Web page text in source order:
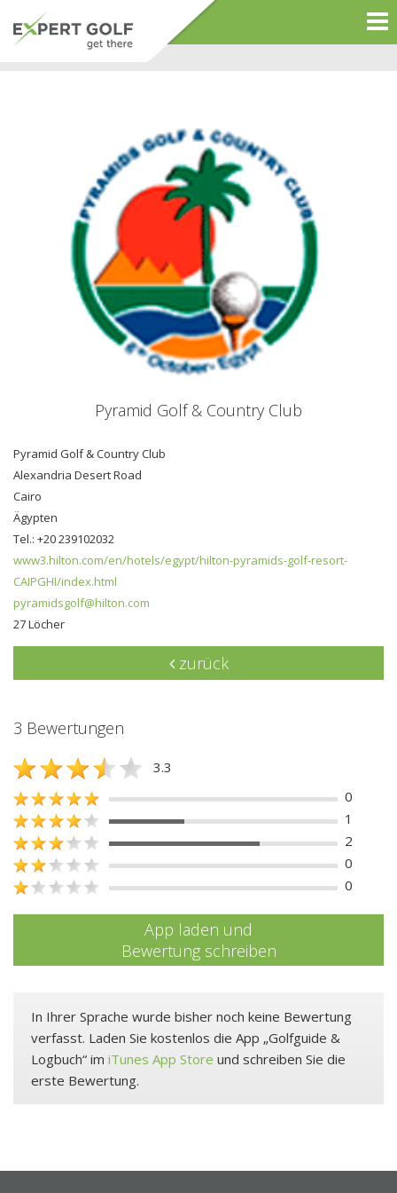
Pyramid Golf & Country Club
Pyramid Golf & Country Club
Alexandria Desert Road
Cairo
Ägypten
Tel.: +20 239102032
www3.hilton.com/en/hotels/egypt/hilton-pyramids-golf-resort-
CAIPGHI/index.html
pyramidsgolf@hilton.com
27 Löcher
zurück
3 Bewertungen
3.3
0
1
2
0
0
App laden und
Bewertung schreiben
In Ihrer Sprache wurde bisher noch keine Bewertung
verfasst. Laden Sie kostenlos die App „Golfguide &
Logbuch“ im iTunes App Store und schreiben Sie die
erste Bewertung.